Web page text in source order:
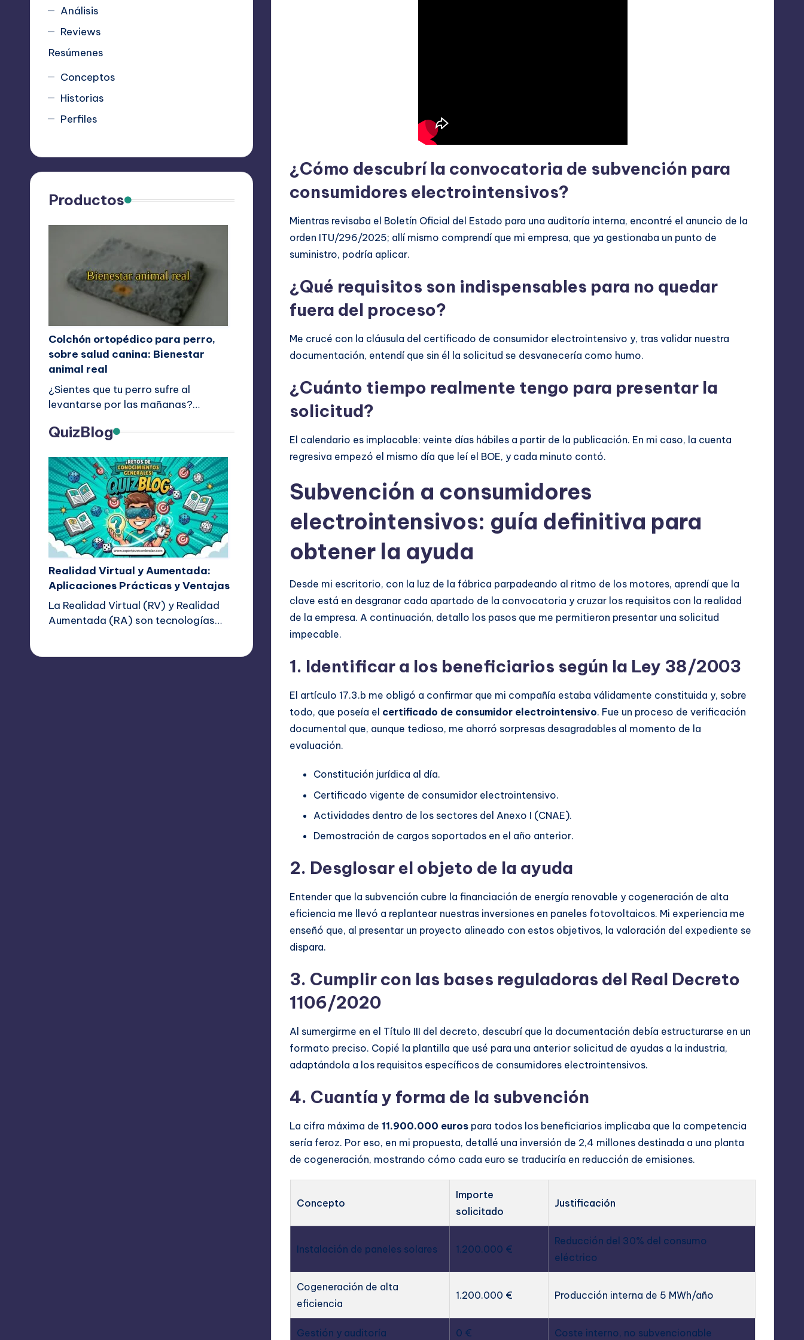
¿Cómo descubrí la convocatoria de subvención para
consumidores electrointensivos?
Mientras revisaba el Boletín Oficial del Estado para una auditoría interna, encontré el anuncio de la
orden ITU/296/2025; allí mismo comprendí que mi empresa, que ya gestionaba un punto de
suministro, podría aplicar.
¿Qué requisitos son indispensables para no quedar
fuera del proceso?
Me crucé con la cláusula del certificado de consumidor electrointensivo y, tras validar nuestra
documentación, entendí que sin él la solicitud se desvanecería como humo.
¿Cuánto tiempo realmente tengo para presentar la
solicitud?
El calendario es implacable: veinte días hábiles a partir de la publicación. En mi caso, la cuenta
regresiva empezó el mismo día que leí el BOE, y cada minuto contó.
Subvención a consumidores
electrointensivos: guía definitiva para
obtener la ayuda
Desde mi escritorio, con la luz de la fábrica parpadeando al ritmo de los motores, aprendí que la
clave está en desgranar cada apartado de la convocatoria y cruzar los requisitos con la realidad
de la empresa. A continuación, detallo los pasos que me permitieron presentar una solicitud
impecable.
1. Identificar a los beneficiarios según la Ley 38/2003
El artículo 17.3.b me obligó a confirmar que mi compañía estaba válidamente constituida y, sobre
todo, que poseía el certificado de consumidor electrointensivo. Fue un proceso de verificación
documental que, aunque tedioso, me ahorró sorpresas desagradables al momento de la
evaluación.
Constitución jurídica al día.
Certificado vigente de consumidor electrointensivo.
Actividades dentro de los sectores del Anexo I (CNAE).
Demostración de cargos soportados en el año anterior.
2. Desglosar el objeto de la ayuda
Entender que la subvención cubre la financiación de energía renovable y cogeneración de alta
eficiencia me llevó a replantear nuestras inversiones en paneles fotovoltaicos. Mi experiencia me
enseñó que, al presentar un proyecto alineado con estos objetivos, la valoración del expediente se
dispara.
3. Cumplir con las bases reguladoras del Real Decreto
1106/2020
Al sumergirme en el Título III del decreto, descubrí que la documentación debía estructurarse en un
formato preciso. Copié la plantilla que usé para una anterior solicitud de ayudas a la industria,
adaptándola a los requisitos específicos de consumidores electrointensivos.
4. Cuantía y forma de la subvención
La cifra máxima de11.900.000 euros para todos los beneficiarios implicaba que la competencia
sería feroz. Por eso, en mi propuesta, detallé una inversión de 2,4 millones destinada a una planta
de cogeneración, mostrando cómo cada euro se traduciría en reducción de emisiones.
Concepto
Importe
solicitado
Justificación
Instalación de paneles solares 1.200.000 €
Reducción del 30% del consumo
eléctrico
Cogeneración de alta
eficiencia
1.200.000 € Producción interna de 5 MWh/año
Gestión y auditoría 0 € Coste interno, no subvencionable
Análisis
Reviews
Resúmenes
Conceptos
Historias
Perfiles
Productos
Colchón ortopédico para perro,
sobre salud canina: Bienestar
animal real
¿Sientes que tu perro sufre al
levantarse por las mañanas?…
QuizBlog
Realidad Virtual y Aumentada:
Aplicaciones Prácticas y Ventajas
La Realidad Virtual (RV) y Realidad
Aumentada (RA) son tecnologías…